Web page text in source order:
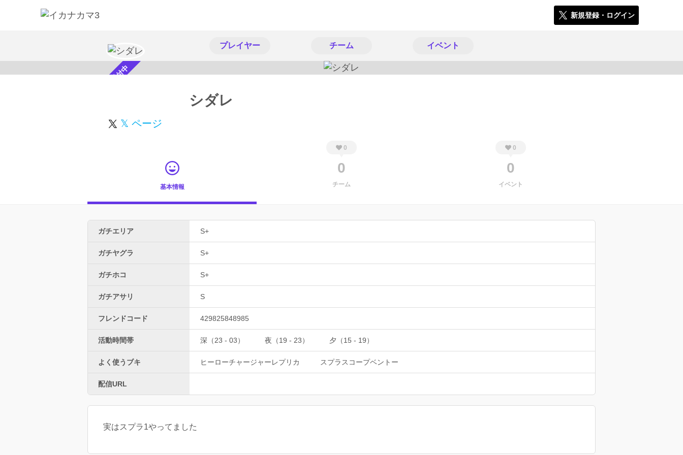
新規登録・ログイン
プレイヤー チーム イベント
スカウト受付中 シダレ
𝕏 ページ
基本情報
0
0
チーム
0
0
イベント
ガチエリア S+
ガチヤグラ S+
ガチホコ S+
ガチアサリ S
フレンドコード 429825848985
活動時間帯 深（23 - 03） 夜（19 - 23） 夕（15 - 19）
よく使うブキ ヒーローチャージャーレプリカ スプラスコープベントー
配信URL
実はスプラ1やってました